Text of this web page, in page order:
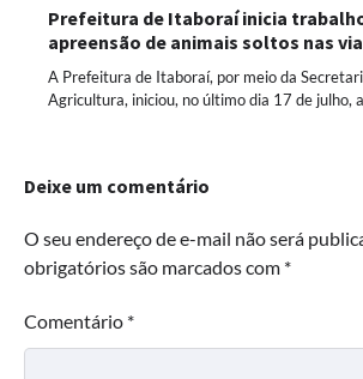
Prefeitura de Itaboraí inicia
apreensão de animais soltos nas
A Prefeitura de Itaboraí, por meio da
Agricultura, iniciou, no último dia 17 de julho,
Deixe um comentário
O seu endereço de e-mail não será
obrigatórios são marcados com *
Comentário *